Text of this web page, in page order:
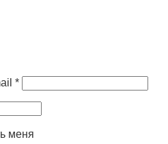
*
меня